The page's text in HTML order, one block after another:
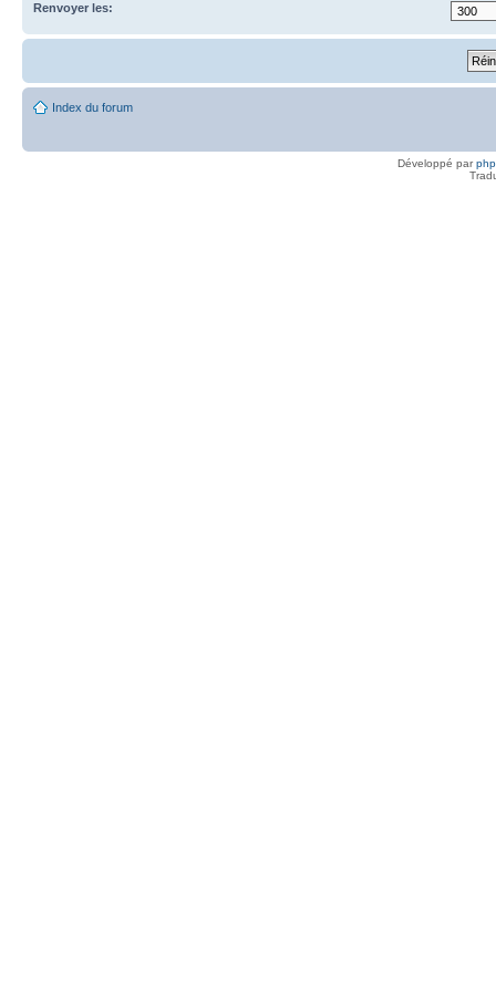
Renvoyer les:
Index du forum
Développé par